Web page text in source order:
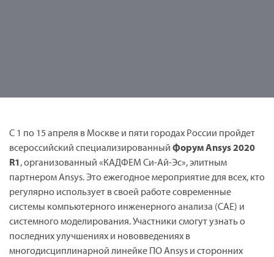
С 1 по 15 апреля в Москве и пяти городах России пройдет
всероссийский специализированный Форум Ansys 2020
R1 , организованный «КАДФЕМ Си-Ай-Эс», элитным
партнером Ansys. Это ежегодное мероприятие для всех, кто
регулярно использует в своей работе современные
системы компьютерного инженерного анализа (CAE) и
системного моделирования. Участники смогут узнать о
последних улучшениях и нововведениях в
многодисциплинарной линейке ПО Ansys и сторонних